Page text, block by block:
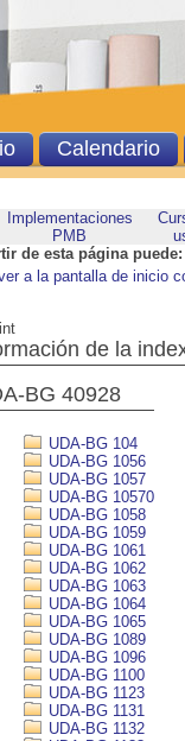
Implementaciones
PMB
de esta página puede:
a la pantalla de inicio
de la
BG 40928
UDA-BG 104
UDA-BG 1056
UDA-BG 1057
UDA-BG 10570
UDA-BG 1058
UDA-BG 1059
UDA-BG 1061
UDA-BG 1062
UDA-BG 1063
UDA-BG 1064
UDA-BG 1065
UDA-BG 1089
UDA-BG 1096
UDA-BG 1100
UDA-BG 1123
UDA-BG 1131
UDA-BG 1132
Calendario